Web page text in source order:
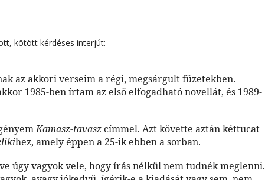
kötött kérdéses interjút:
az akkori verseim a régi, megsárgult füzetekben.
1985-ben írtam az első elfogadható novellát, és 1989-
Kamasz-tavaszcímmel. Azt követte aztán kéttucat
hez, amely éppen a 25-ik ebben a sorban.
úgy vagyok vele, hogy írás nélkül nem tudnék meglenni.